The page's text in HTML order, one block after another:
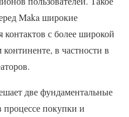
Maka широкие
контактов с более широкой
в частности в
две фундаментальные
покупки и